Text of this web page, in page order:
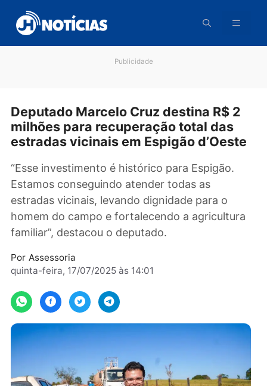
para
conteúdo
Deputado Marcelo Cruz destina R$ 2
milhões para recuperação total das
“Esse investimento é histórico para Espigão.
Estamos conseguindo atender todas as
estradas vicinais, levando dignidade para o
homem do campo e fortalecendo a
familiar”, destacou o deputado.
quinta-feira, 17/07/2025 às 14:01